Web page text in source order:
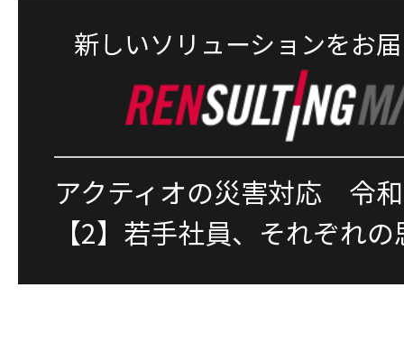
新しいソリューションをお
アクティオの災害対応 令
【2】若手社員、それぞれ